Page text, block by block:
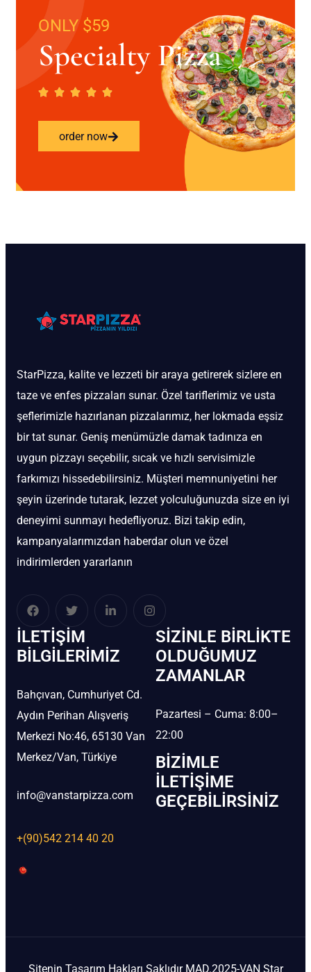
ONLY $59
Specialty Pizza
order now
StarPizza, kalite ve lezzeti bir araya getirerek sizlere en
taze ve enfes pizzaları sunar. Özel tariflerimiz ve usta
şeflerimizle hazırlanan pizzalarımız, her lokmada eşsiz
bir tat sunar. Geniş menümüzle damak tadınıza en
uygun pizzayı seçebilir, sıcak ve hızlı servisimizle
farkımızı hissedebilirsiniz. Müşteri memnuniyetini her
şeyin üzerinde tutarak, lezzet yolculuğunuzda size en iyi
deneyimi sunmayı hedefliyoruz. Bizi takip edin,
kampanyalarımızdan haberdar olun ve özel
indirimlerden yararlanın
İLETIŞIM
BİLGILERIMIZ
Bahçıvan, Cumhuriyet Cd.
Aydın Perihan Alışveriş
Merkezi No:46, 65130 Van
Merkez/Van, Türkiye
info@vanstarpizza.com
+(90)542 214 40 20
SIZINLE BIRLIKTE
OLDUĞUMUZ
ZAMANLAR
Pazartesi – Cuma: 8:00–
22:00
BIZIMLE
İLETIŞIME
GEÇEBILIRSINIZ
Sitenin Tasarım Hakları Saklıdır MAD.2025-VAN Star